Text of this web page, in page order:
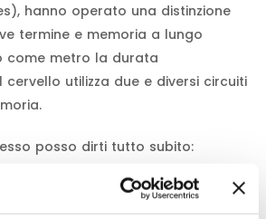
hanno operato una distinzione
termine e memoria a lungo
come metro la durata
cervello utilizza due e diversi circuiti
posso dirti tutto subito:
se ti è piaciuto quello che hai letto